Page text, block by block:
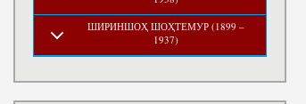
ШИРИНШОҲ ШОҲТЕМУР (1899 –
1937)